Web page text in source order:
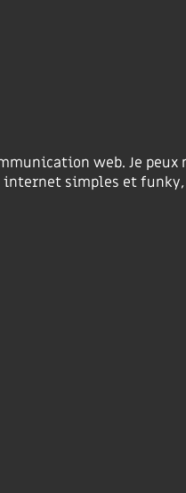
web. Je peux
simples et funky,